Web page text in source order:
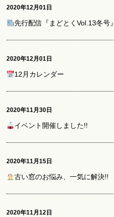
2020年12月01日
先行配信『まどとくVol.13冬号』
2020年12月01日
12月カレンダー
2020年11月30日
イベント開催しました!!
2020年11月15日
古い窓のお悩み、一気に解決!!
2020年11月12日